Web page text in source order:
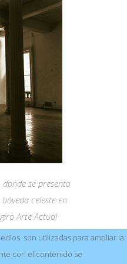
se presenta
celeste en
Arte Actual
son utilizadas para ampliar la
con el contenido se